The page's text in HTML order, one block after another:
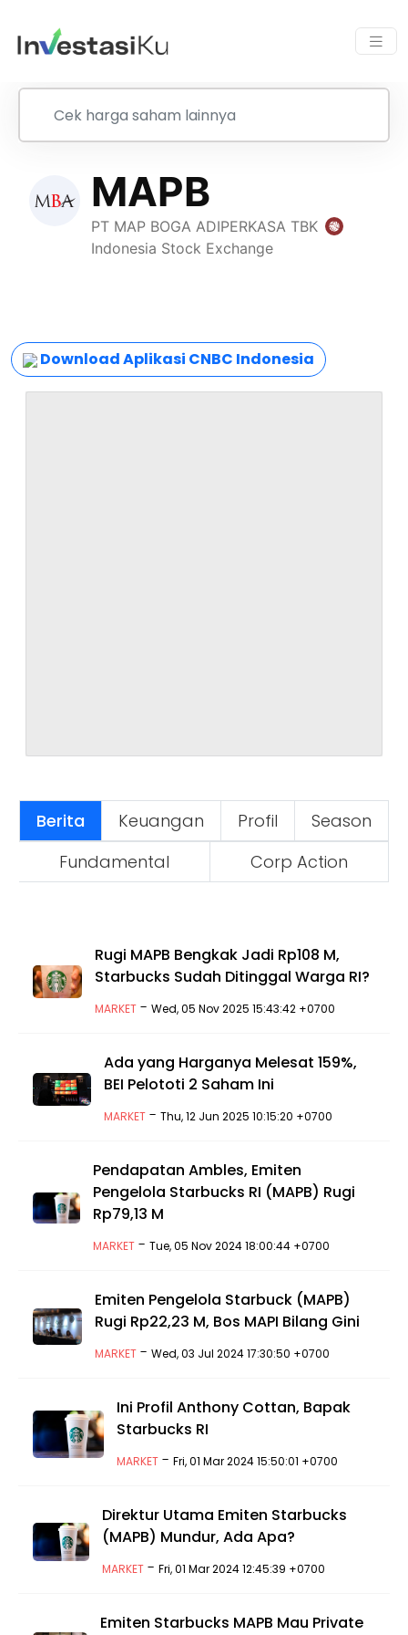
Download Aplikasi CNBC Indonesia
Berita Keuangan Profil
Season
Fundamental
Corp Action
Rugi MAPB Bengkak Jadi Rp108 M,
Starbucks Sudah Ditinggal Warga RI?
MARKET- Wed, 05 Nov 2025 15:43:42 +0700
Ada yang Harganya Melesat 159%,
BEI Pelototi 2 Saham Ini
MARKET- Thu, 12 Jun 2025 10:15:20 +0700
Pendapatan Ambles, Emiten
Pengelola Starbucks RI (MAPB) Rugi
Rp79,13 M
MARKET- Tue, 05 Nov 2024 18:00:44 +0700
Emiten Pengelola Starbuck (MAPB)
Rugi Rp22,23 M, Bos MAPI Bilang Gini
MARKET- Wed, 03 Jul 2024 17:30:50 +0700
Ini Profil Anthony Cottan, Bapak
Starbucks RI
MARKET -Fri, 01 Mar 2024 15:50:01 +0700
Direktur Utama Emiten Starbucks
(MAPB) Mundur, Ada Apa?
MARKET- Fri, 01 Mar 2024 12:45:39 +0700
Emiten Starbucks MAPB Mau Private